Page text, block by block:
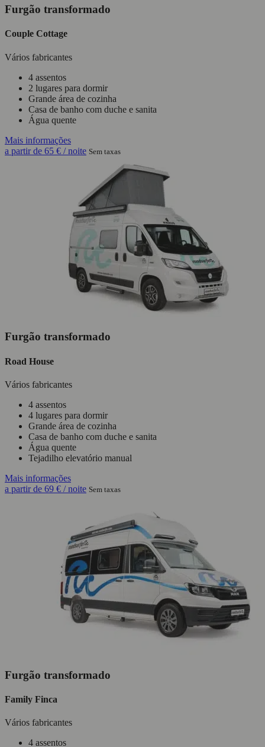
Furgão transformado
Couple Cottage
Vários fabricantes
4 assentos
2 lugares para dormir
Grande área de cozinha
Casa de banho com duche e sanita
Água quente
Mais informações
a partir de 65 € / noite Sem taxas
Furgão transformado
Road House
Vários fabricantes
4 assentos
4 lugares para dormir
Grande área de cozinha
Casa de banho com duche e sanita
Água quente
Tejadilho elevatório manual
Mais informações
a partir de 69 € / noite Sem taxas
Furgão transformado
Family Finca
Vários fabricantes
4 assentos